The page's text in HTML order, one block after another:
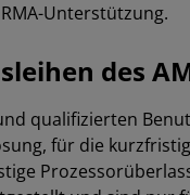
Unterstützung.
des
qualifizierten
für die